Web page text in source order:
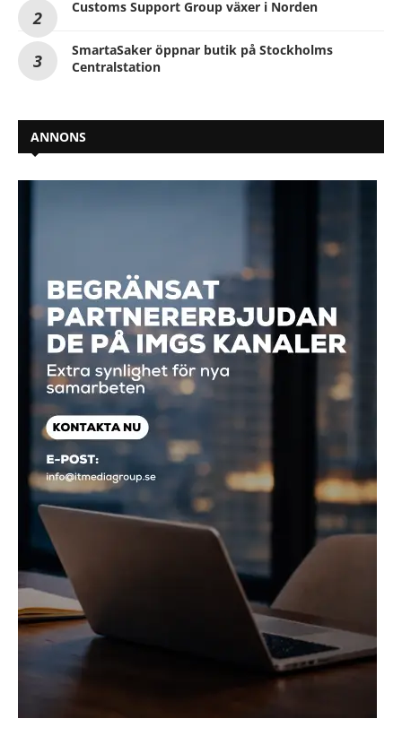
Customs Support Group växer i Norden
SmartaSaker öppnar butik på Stockholms
Centralstation
ANNONS